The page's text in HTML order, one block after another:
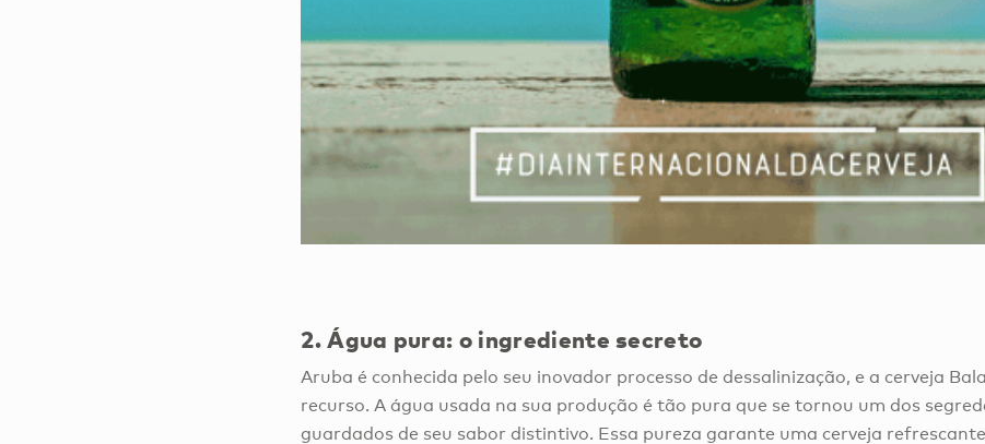
2.Água pura: o ingrediente secreto
Aruba é conhecida pelo seu inovador processo de dessalinização, e a cerveja
recurso. A água usada na sua produção é tão pura que se tornou um dos
guardados de seu sabor distintivo. Essa pureza garante uma cerveja